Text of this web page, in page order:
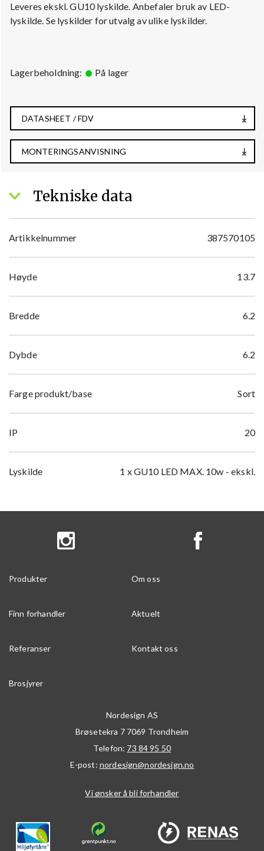
Leveres ekskl. GU10 lyskilde. Anbefaler bruk av LED-
lyskilde. Se lyskilder for utvalg av ulike lyskilder.
Lagerbeholdning: På lager
DATASHEET / FDV
MONTERINGSANVISNING
Tekniske data
Artikkelnummer 387570105
Høyde 13.7
Bredde 6.2
Dybde 6.2
Farge produkt/base Sort
IP 20
Lyskilde 1 x GU10 LED MAX. 10w - ekskl.
Produkter Om oss
Finn forhandler Aktuelt
Referanser Kontakt oss
Brosjyrer
Nordesign AS
Brøsetekra 7 7069 Trondheim
Telefon: 73 84 95 50
E-post: nordesign@nordesign.no
Vi ønsker å bli forhandler